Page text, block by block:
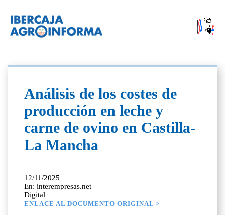
Análisis de los costes de
producción en leche y
carne de ovino en Castilla-
La Mancha
12/11/2025
En: interempresas.net
Digital
ENLACE AL DOCUMENTO ORIGINAL >